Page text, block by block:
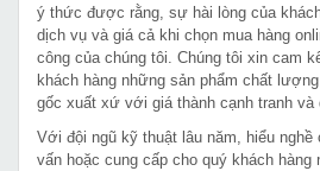
ý thức được rằng, sự hài lòng của
dịch vụ và giá cả khi chọn mua hàng
công của chúng tôi. Chúng tôi xin cam
khách hàng những sản phẩm chất
gốc xuất xứ với giá thành cạnh tranh và
Với đội ngũ kỹ thuật lâu năm, hiểu
vấn hoặc cung cấp cho quý khách